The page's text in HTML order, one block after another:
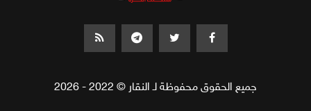
جميع الحقوق محفوظة لـ النقار © 2022 - 2026